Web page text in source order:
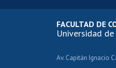
FACULTAD DE
Universidad
Av. Capitán Ignacio